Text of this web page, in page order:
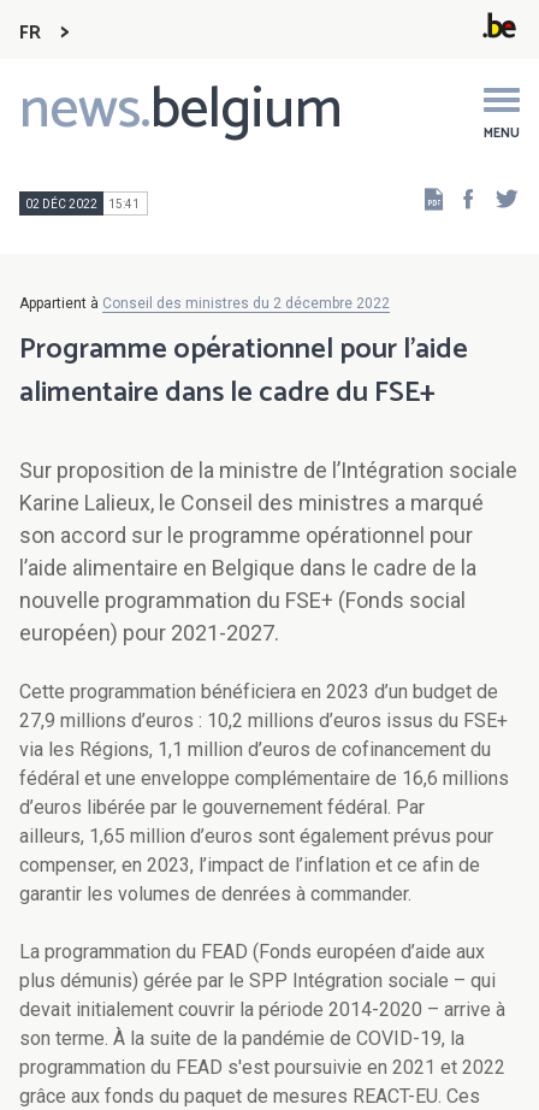
FR
news.belgium MENU
Main
navigation
02 DÉC 2022 15:41
Appartient à Conseil des ministres du 2 décembre 2022
Programme opérationnel pour l’aide
alimentaire dans le cadre du FSE+
Sur proposition de la ministre de l’Intégration sociale
Karine Lalieux, le Conseil des ministres a marqué
son accord sur le programme opérationnel pour
l’aide alimentaire en Belgique dans le cadre de la
nouvelle programmation du FSE+ (Fonds social
européen) pour 2021-2027.
Cette programmation bénéficiera en 2023 d’un budget de
27,9 millions d’euros : 10,2 millions d’euros issus du FSE+
via les Régions, 1,1 million d’euros de cofinancement du
fédéral et une enveloppe complémentaire de 16,6 millions
d’euros libérée par le gouvernement fédéral. Par
ailleurs, 1,65 million d’euros sont également prévus pour
compenser, en 2023, l’impact de l’inflation et ce afin de
garantir les volumes de denrées à commander.
La programmation du FEAD (Fonds européen d’aide aux
plus démunis) gérée par le SPP Intégration sociale – qui
devait initialement couvrir la période 2014-2020 – arrive à
son terme. À la suite de la pandémie de COVID-19, la
programmation du FEAD s'est poursuivie en 2021 et 2022
grâce aux fonds du paquet de mesures REACT-EU. Ces